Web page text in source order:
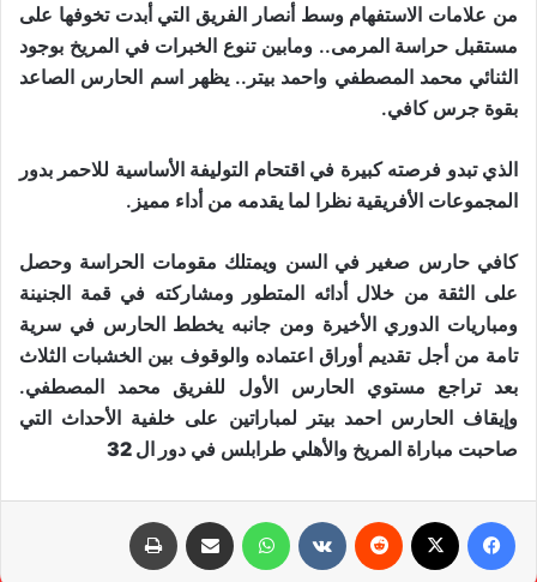
من علامات الاستفهام وسط أنصار الفريق التي أبدت تخوفها على
مستقبل حراسة المرمى.. ومابين تنوع الخبرات في المريخ بوجود
الثنائي محمد المصطفي واحمد بيتر.. يظهر اسم الحارس الصاعد
بقوة جرس كافي.
الذي تبدو فرصته كبيرة في اقتحام التوليفة الأساسية للاحمر بدور
المجموعات الأفريقية نظرا لما يقدمه من أداء مميز.
كافي حارس صغير في السن ويمتلك مقومات الحراسة وحصل
على الثقة من خلال أدائه المتطور ومشاركته في قمة الجنينة
ومباريات الدوري الأخيرة ومن جانبه يخطط الحارس في سرية
تامة من أجل تقديم أوراق اعتماده والوقوف بين الخشبات الثلاث
بعد تراجع مستوي الحارس الأول للفريق محمد المصطفي.
وإيقاف الحارس احمد بيتر لمباراتين على خلفية الأحداث التي
صاحبت مباراة المريخ والأهلي طرابلس في دور ال 32
واتساب